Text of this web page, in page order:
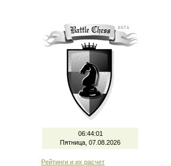
06:44:02
Пятница, 07.08.2026
Рейтинги и их расчет